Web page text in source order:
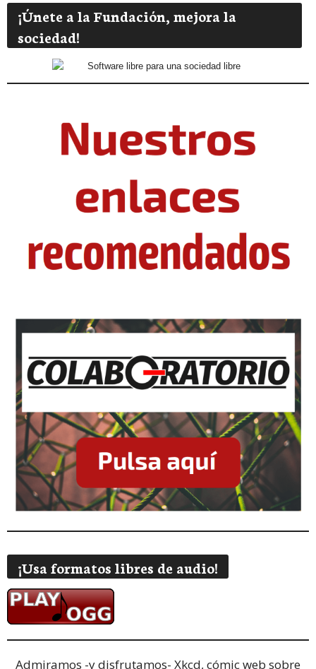
¡Únete a la Fundación, mejora la
sociedad!
¡Usa formatos libres de audio!
Admiramos -y disfrutamos- Xkcd, cómic web sobre